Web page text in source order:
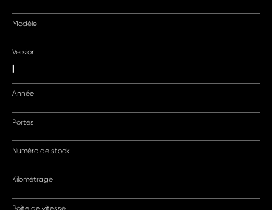
Modèle
Version
|
Année
Portes
Numéro de stock
Kilométrage
Boîte de vitesse